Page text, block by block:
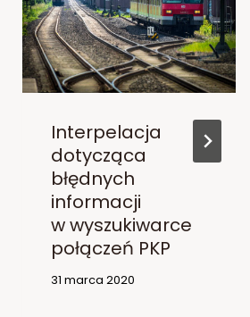
Interpelacja
dotycząca
błędnych
informacji
w wyszukiwarce
połączeń PKP
31 marca 2020